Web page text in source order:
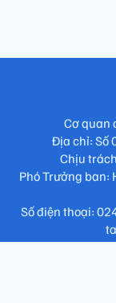
Cơ quan
Địa chỉ: Số
Chịu
Phó Trưởng
Số điện thoại: